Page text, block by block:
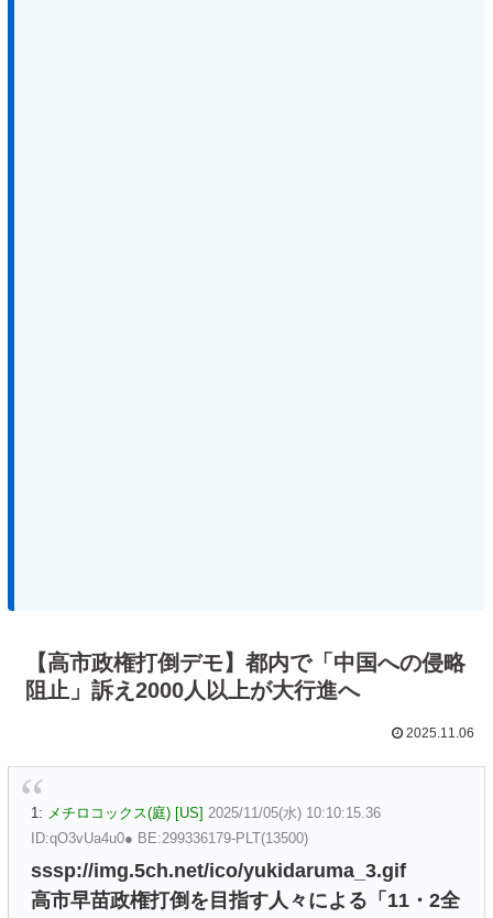
【高市政権打倒デモ】都内で「中国への侵略
阻止」訴え2000人以上が大行進へ
2025.11.06
1: メチロコックス(庭) [US] 2025/11/05(水) 10:10:15.36
ID:qO3vUa4u0● BE:299336179-PLT(13500)
sssp://img.5ch.net/ico/yukidaruma_3.gif
高市早苗政権打倒を目指す人々による「11・2全